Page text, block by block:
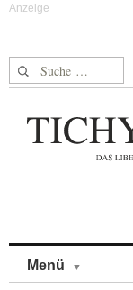
Suche nach:
Menü